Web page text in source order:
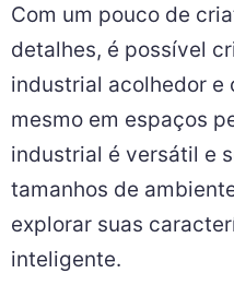
Com um pouco de
detalhes, é possível
industrial acolhedor e
mesmo em espaços
industrial é versátil e
tamanhos de
explorar suas
inteligente.